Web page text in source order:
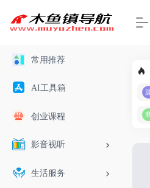
常用推荐
AI工具箱
创业课程
影音视听
生活服务